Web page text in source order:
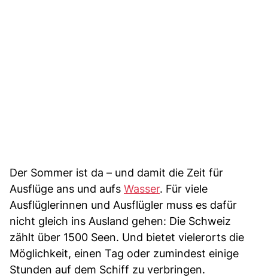
Der Sommer ist da – und damit die Zeit für
Ausflüge ans und aufs Wasser. Für viele
Ausflüglerinnen und Ausflügler muss es dafür
nicht gleich ins Ausland gehen: Die Schweiz
zählt über 1500 Seen. Und bietet vielerorts die
Möglichkeit, einen Tag oder zumindest einige
Stunden auf dem Schiff zu verbringen.